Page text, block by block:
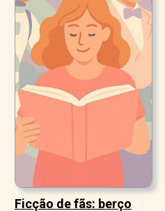
Ficção de fãs: berço